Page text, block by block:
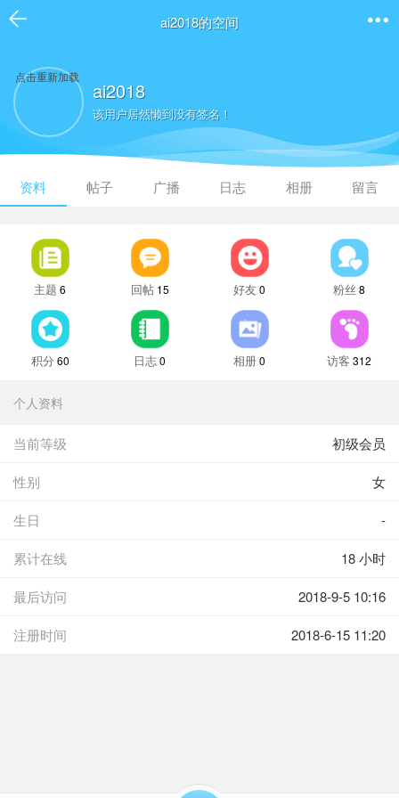
ai2018的空间
点击重新加载
ai2018
该用户居然懒到没有签名！
资料 帖子 广播 日志 相册 留言
主题 6 回帖 15 好友0 粉丝 8
积分 60 日志0 相册0 访客 312
个人资料
当前等级 初级会员
性别 女
生日 -
累计在线 18 小时
最后访问 2018-9-5 10:16
注册时间 2018-6-15 11:20